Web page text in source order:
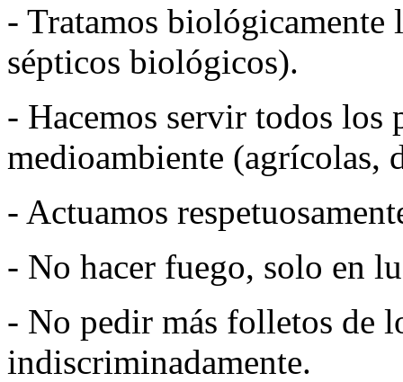
- Tratamos biológicamente
sépticos biológicos).
- Hacemos servir todos los
medioambiente (agrícolas,
- Actuamos
- No hacer fuego, solo en
- No pedir más folletos de
indiscriminadamente.